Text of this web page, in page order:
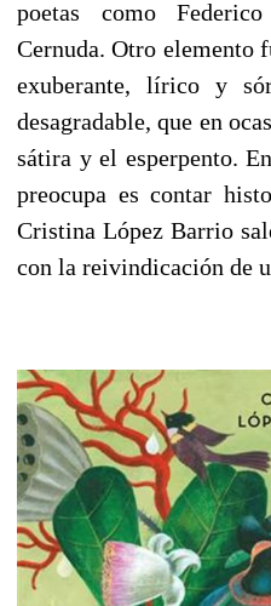
poetas como
Cernuda. Otro elemento
exuberante, lírico y
desagradable, que en
sátira y el esperpento.
preocupa es contar
Cristina López Barrio
con la reivindicación de